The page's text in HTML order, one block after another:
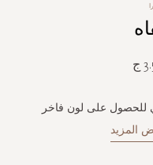
للحصول على لون فاخر
المزيد